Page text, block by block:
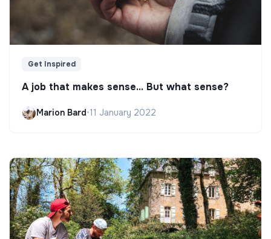
Get Inspired
A job that makes sense... But what sense?
Marion Bard•11 January 2022